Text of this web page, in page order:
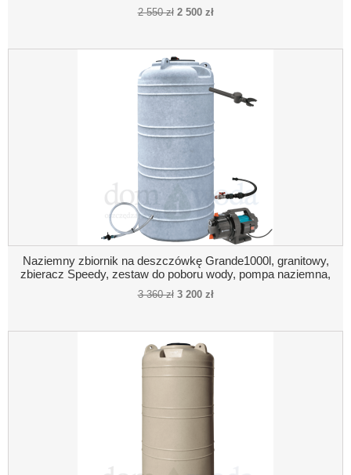
2 550 zł 2 500 zł
Naziemny zbiornik na deszczówkę Grande1000l, granitowy,
zbieracz Speedy, zestaw do poboru wody, pompa naziemna,
połączenie pompa- zbiornik
3 360 zł 3 200 zł